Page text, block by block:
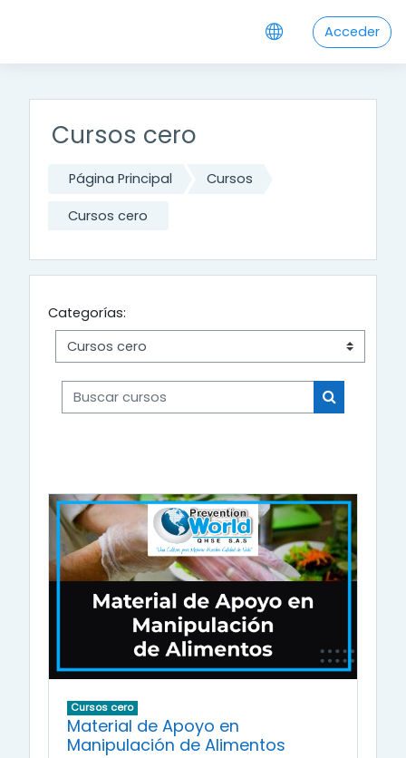
Acceder
Cursos cero
Página Principal Cursos
Cursos cero
Categorías:
Buscar cursos
Buscar
Cursos cero
Material de Apoyo en
Manipulación de Alimentos